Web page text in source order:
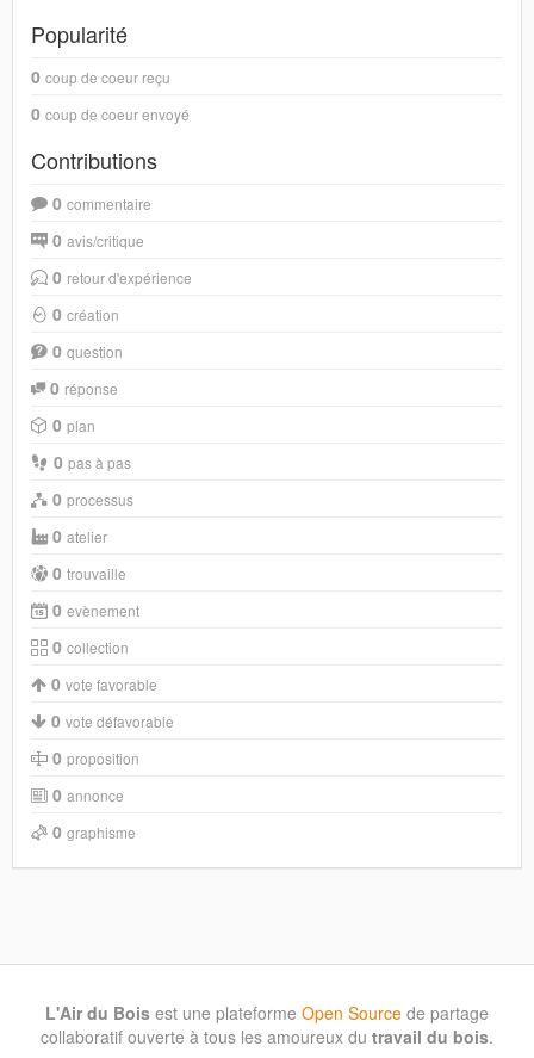
Popularité
0 coup de coeur reçu
0 coup de coeur envoyé
Contributions
0 commentaire
0 avis/critique
0 retour d'expérience
0 création
0 question
0 réponse
0 plan
0 pas à pas
0 processus
0 atelier
0 trouvaille
0 evènement
0 collection
0 vote favorable
0 vote défavorable
0 proposition
0 annonce
0 graphisme
L'Air du Bois est une plateforme Open Source de partage
collaboratif ouverte à tous les amoureux du travail du bois.